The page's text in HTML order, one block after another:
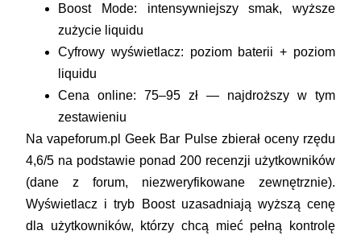
Boost Mode: intensywniejszy smak, wyższe
zużycie liquidu
Cyfrowy wyświetlacz: poziom baterii + poziom
liquidu
Cena online: 75–95 zł — najdroższy w tym
zestawieniu
Na vapeforum.pl Geek Bar Pulse zbierał oceny rzędu
4,6/5 na podstawie ponad 200 recenzji użytkowników
(dane z forum, niezweryfikowane zewnętrznie).
Wyświetlacz i tryb Boost uzasadniają wyższą cenę
dla użytkowników, którzy chcą mieć pełną kontrolę